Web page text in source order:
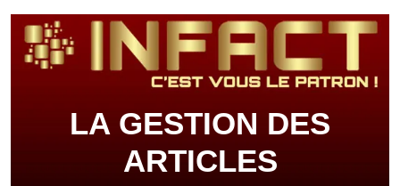
LA GESTION DES
ARTICLES